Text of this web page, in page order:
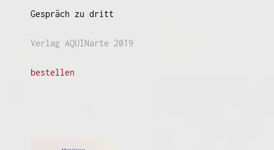
Gespräch zu dritt
Verlag AQUINarte 2019
bestellen